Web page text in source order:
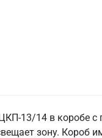
13/14 в коробе
зону.